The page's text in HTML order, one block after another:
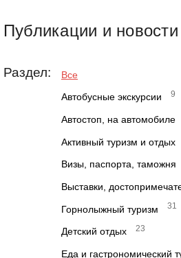
Публикации и новости
Раздел: Все
Автобусные экскурсии 9
Автостоп, на автомобиле
Активный туризм и отдых
Визы, паспорта, таможня
Выставки,
Горнолыжный туризм 31
Детский отдых 23
Еда и гастрономический